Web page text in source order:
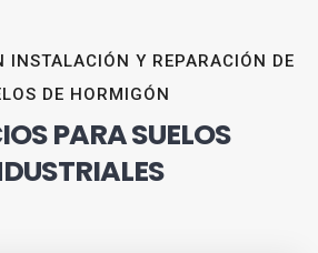
INSTALACIÓN Y REPARACIÓN DE
DE HORMIGÓN
PARA SUELOS